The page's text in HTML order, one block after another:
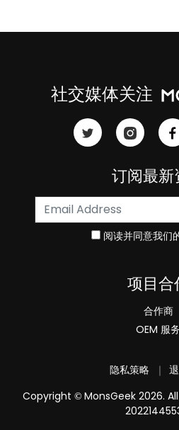
社交媒体关注
订阅最新
阅读并同意我们
项目合
合作商
OEM 服务
隐私策略 ｜
Copyright ©MonsGeek 2026.